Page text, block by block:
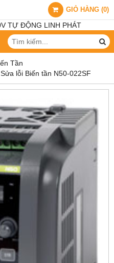
GIỎ HÀNG (0)
Tần
lỗi Biến tần N50-022SF